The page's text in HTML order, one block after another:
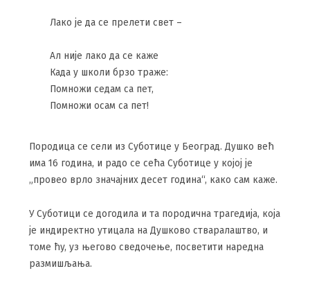
Лако је да се прелети свет –
Ал није лако да се каже
Када у школи брзо траже:
Помножи седам са пет,
Помножи осам са пет!
Породица се сели из Суботице у Београд. Душко већ
има 16 година, и радо се сећа Суботице у којој је
„провео врло значајних десет година“, како сам каже.
У Суботици се догодила и та породична трагедија, која
је индиректно утицала на Душково стваралаштво, и
томе ћу, уз његово сведочење, посветити наредна
размишљања.